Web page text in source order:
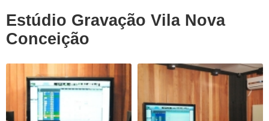
Estúdio Gravação Vila Nova
Conceição